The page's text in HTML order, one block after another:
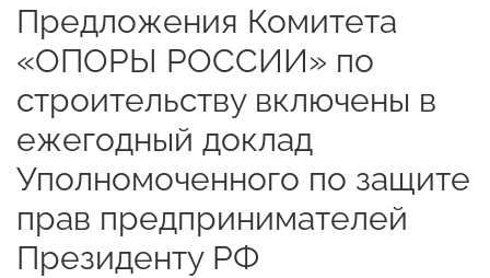
Предложения Комитета
«ОПОРЫ РОССИИ» по
строительству включены в
ежегодный доклад
Уполномоченного по защите
прав предпринимателей
Президенту РФ